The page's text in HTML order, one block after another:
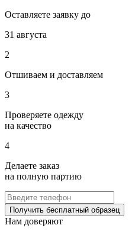
Оставляете заявку до
31 августа
2
Отшиваем и доставляем
3
Проверяете одежду
на качество
4
Делаете заказ
на полную партию
Получить бесплатный образец
Нам доверяют